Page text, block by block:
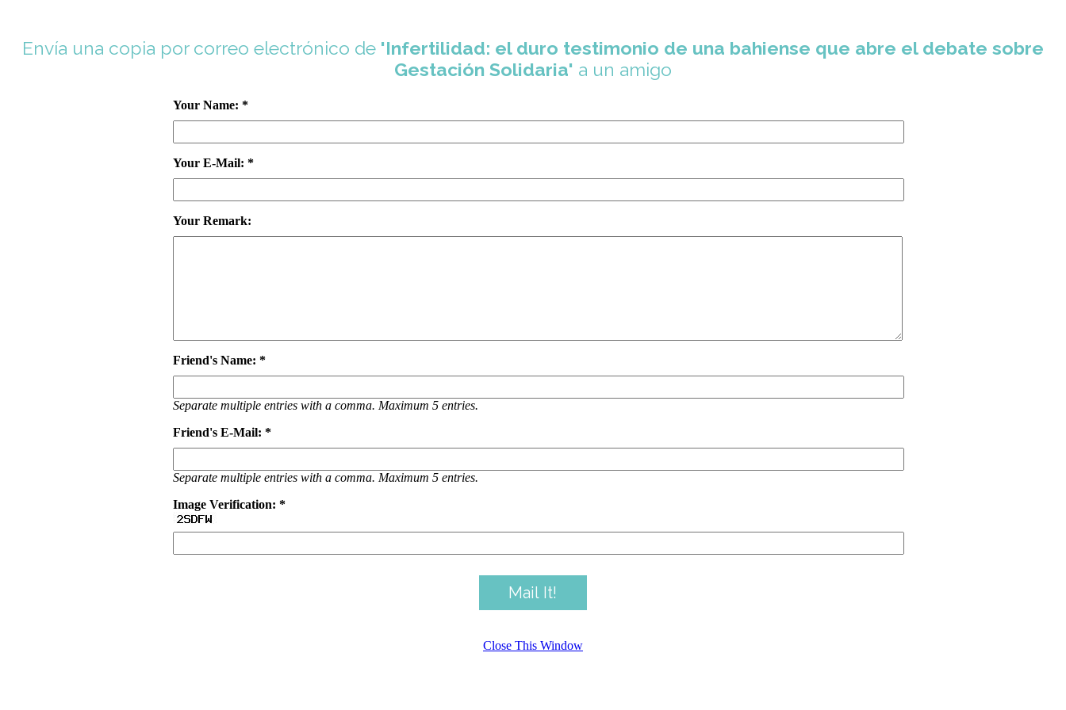
Envía una copia por correo electrónico de 'Infertilidad: el duro testimonio de una bahiense que abre el debate sobre
Gestación Solidaria' a un amigo
Your Name: *
Your E-Mail: *
Your Remark:
Friend's Name: *
Separate multiple entries with a comma. Maximum 5 entries.
Friend's E-Mail: *
Separate multiple entries with a comma. Maximum 5 entries.
Image Verification: *
Close This Window